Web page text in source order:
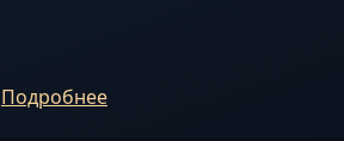
Подробнее